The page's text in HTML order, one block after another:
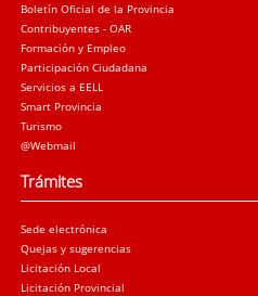
Boletín Oficial de la Provincia
Contribuyentes - OAR
Formación y Empleo
Participación Ciudadana
Servicios a EELL
Smart Provincia
Turismo
@Webmail
Trámites
Sede electrónica
Quejas y sugerencias
Licitación Local
Licitación Provincial